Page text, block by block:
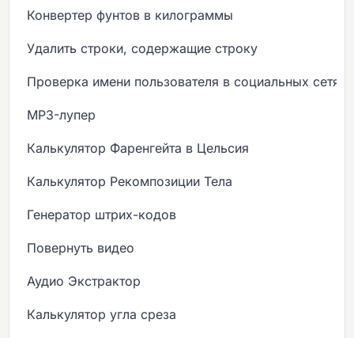
Конвертер фунтов в килограммы
Удалить строки, содержащие строку
Проверка имени пользователя в социальных сетях
MP3-лупер
Калькулятор Фаренгейта в Цельсия
Калькулятор Рекомпозиции Тела
Генератор штрих-кодов
Повернуть видео
Аудио Экстрактор
Калькулятор угла среза